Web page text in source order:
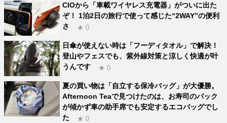
CIOから「車載ワイヤレス充電器」がついに出た
ぞ！ 1泊2日の旅行で使って感じた“2WAY”の便利
さ
★ 0
日傘が使えない時は「フーディタオル」で解決！
登山やフェスでも、紫外線対策と涼しく快適が叶
うんです
★ 0
夏の買い物は「自立する保冷バッグ」が大優勝。
Afternoon Teaで見つけたのは、お寿司のパック
が傾かず車の助手席でも安定するエコバッグでし
た
★ 0